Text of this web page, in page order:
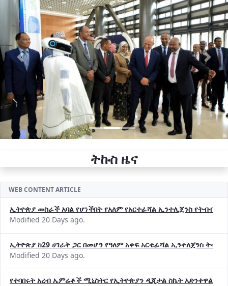
Previous Next
ትኩስ ዜና
WEB CONTENT ARTICLE
ኢትዮጵያ መስራች አባል የሆነችበት የአለም የአርተፊሻል ኢንተሊጀንስ የትብብር
Modified 20 Days ago.
ኢትዮጵያ ከ29 ሀገራት ጋር በመሆን የዓለም አቀፍ አርቴፊሻል ኢንተለጀንስ
Modified 20 Days ago.
የተባበሩት አረብ ኤምሬቶች ሚኒስትር የኢትዮጵያን ዲጂታል ስኬት አድንቀዋል